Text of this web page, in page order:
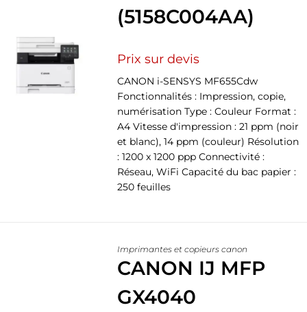
(5158C004AA)
Prix sur devis
CANON i-SENSYS MF655Cdw
Fonctionnalités : Impression, copie,
numérisation Type : Couleur Format :
A4 Vitesse d'impression : 21 ppm (noir
et blanc), 14 ppm (couleur) Résolution
: 1200 x 1200 ppp Connectivité :
Réseau, WiFi Capacité du bac papier :
250 feuilles
Imprimantes et copieurs canon
CANON IJ MFP
GX4040